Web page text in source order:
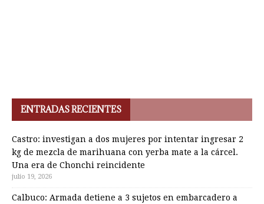
ENTRADAS RECIENTES
Castro: investigan a dos mujeres por intentar ingresar 2
kg de mezcla de marihuana con yerba mate a la cárcel.
Una era de Chonchi reincidente
julio 19, 2026
Calbuco: Armada detiene a 3 sujetos en embarcadero a